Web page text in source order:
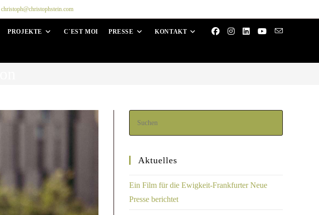
christoph@christophstein.com
PROJEKTE C´EST MOI PRESSE KONTAKT
Aktuelles
Ein Film für die Ewigkeit-Frankfurter Neue
Presse berichtet